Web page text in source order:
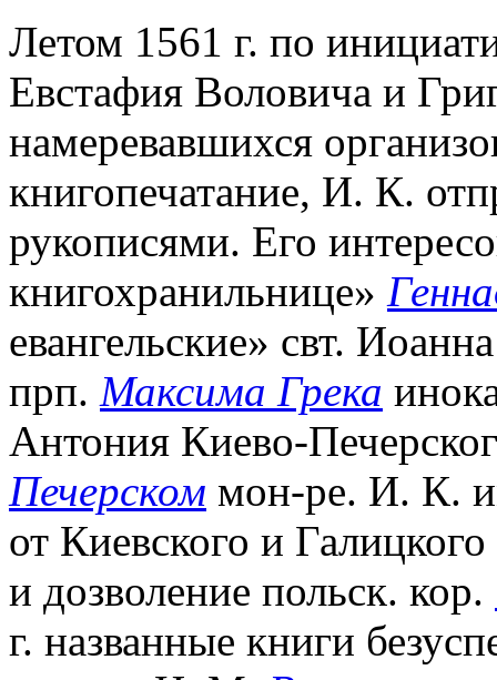
Летом 1561 г. по
Евстафия Воловича и
намеревавшихся
книгопечатание, И. К.
рукописями. Его
книгохранильнице»
евангельские» свт.
прп. Максима Грека
Антония Киево-
Печерском мон-ре. И. К.
от Киевского и
и дозволение польск. кор.
г. названные книги